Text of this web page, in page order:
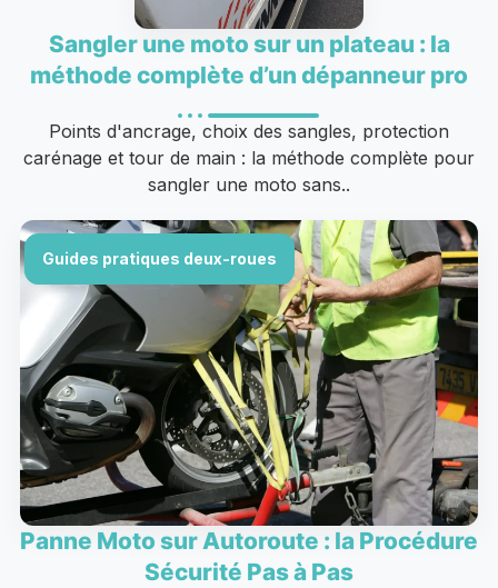
Sangler une moto sur un plateau : la
méthode complète d’un dépanneur pro
Points d'ancrage, choix des sangles, protection
carénage et tour de main : la méthode complète pour
sangler une moto sans..
Guides pratiques deux-roues
Panne Moto sur Autoroute : la Procédure
Sécurité Pas à Pas